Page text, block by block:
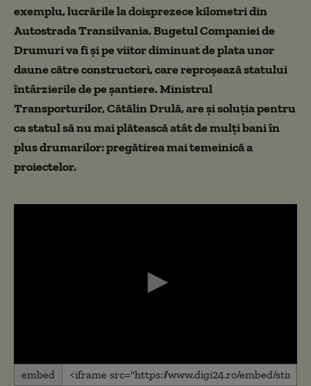
exemplu, lucrările la doisprezece kilometri din
Autostrada Transilvania. Bugetul Companiei de
Drumuri va fi și pe viitor diminuat de plata unor
daune către constructori, care reproșează statului
întârzierile de pe șantiere. Ministrul
Transporturilor, Cătălin Drulă, are și soluția pentru
ca statul să nu mai plătească atât de mulți bani în
plus drumarilor: pregătirea mai temeinică a
proiectelor.
0
seconds
embed